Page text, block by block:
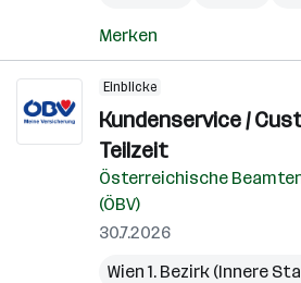
Merken
Einblicke
Kundenservice /
Teilzeit
Österreichische
(ÖBV)
30.7.2026
Wien 1. Bezirk (Innere